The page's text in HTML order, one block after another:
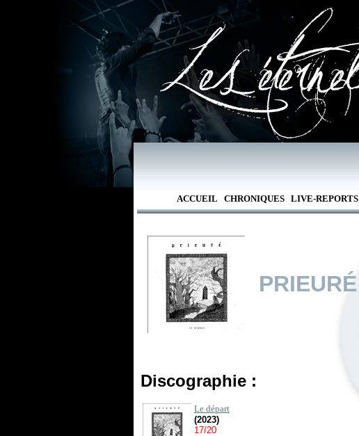
ACCUEIL CHRONIQUES LIVE-REPORTS
PRIEURÉ
Discographie :
Le départ
(2023)
17/20